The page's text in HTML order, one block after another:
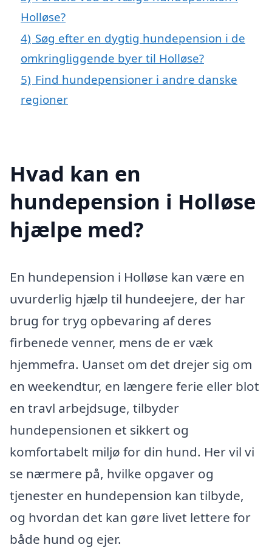
Holløse?
4) Søg efter en dygtig hundepension i de
omkringliggende byer til Holløse?
5) Find hundepensioner i andre danske
regioner
Hvad kan en
hundepension i Holløse
hjælpe med?
En hundepension i Holløse kan være en
uvurderlig hjælp til hundeejere, der har
brug for tryg opbevaring af deres
firbenede venner, mens de er væk
hjemmefra. Uanset om det drejer sig om
en weekendtur, en længere ferie eller blot
en travl arbejdsuge, tilbyder
hundepensionen et sikkert og
komfortabelt miljø for din hund. Her vil vi
se nærmere på, hvilke opgaver og
tjenester en hundepension kan tilbyde,
og hvordan det kan gøre livet lettere for
både hund og ejer.